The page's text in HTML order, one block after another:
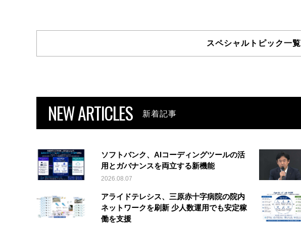
スペシャルトピック一覧
NEW ARTICLES 新着記事
ソフトバンク、AIコーディングツールの活
用とガバナンスを両立する新機能
2026.08.07
アライドテレシス、三原赤十字病院の院内
ネットワークを刷新 少人数運用でも安定稼
働を支援